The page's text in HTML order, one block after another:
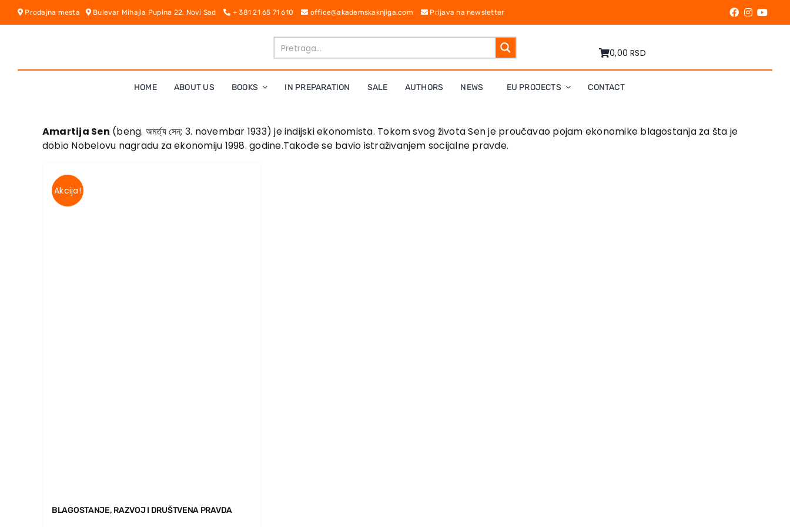
Skip
Prodajna mesta Bulevar Mihajla Pupina 22, Novi Sad + 381 21 65 71 610 office@akademskaknjiga.com Prijava na newsletter
0,00 RSD
HOME ABOUT US BOOKS IN PREPARATION SALE AUTHORS NEWS EU PROJECTS CONTACT
Amartija Sen (beng. অমর্ত্য সেন; 3. novembar 1933) je indijski ekonomista. Tokom svog života Sen je proučavao pojam ekonomike blagostanja za šta je
dobio Nobelovu nagradu za ekonomiju 1998. godine.Takođe se bavio istraživanjem socijalne pravde.
Akcija!
BLAGOSTANJE, RAZVOJ I DRUŠTVENA PRAVDA